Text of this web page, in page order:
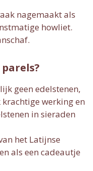
nagemaakt als
howliet.
geen edelstenen,
werking en
in sieraden
het Latijnse
als een cadeautje